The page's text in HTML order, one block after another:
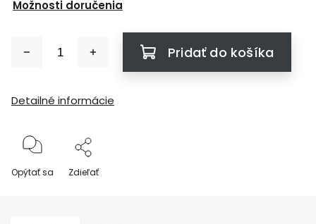
Možnosti doručenia
Pridať do košíka
Detailné informácie
Opýtať sa Zdieľať